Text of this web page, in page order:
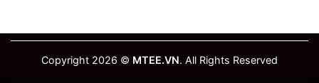
Copyright 2026 © MTEE.VN. All Rights Reserved